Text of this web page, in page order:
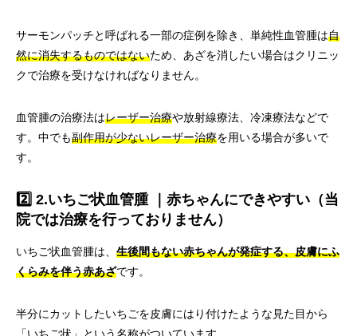
サーモンパッチと呼ばれる一部の症例を除き、単純性血管腫は自
然に消失するものではないため、あざを消したい場合はクリニッ
クで治療を受けなければなりません。
血管腫の治療法はレーザー治療や放射線療法、冷凍療法などで
す。中でも副作用が少ないレーザー治療を用いる場合が多いで
す。
2️⃣ 2.いちご状血管腫 ｜赤ちゃんにできやすい（当
院では治療を行っておりません）
いちご状血管腫は、 生後間もない赤ちゃんが発症する、皮膚にふ
くらみを伴う赤あざです。
半分にカットしたいちごを皮膚にはり付けたような見た目から